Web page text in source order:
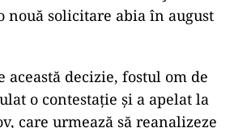
nouă solicitare abia în august
decizie, fostul om de
o contestație și a apelat la
care urmează să reanalizeze